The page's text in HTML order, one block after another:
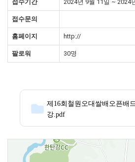
접수기간 2024년 9월 11일 ~ 2024
접수문의
홈페이지 http://
팔로워 30명
제16회철원오대쌀배오픈배
강.pdf